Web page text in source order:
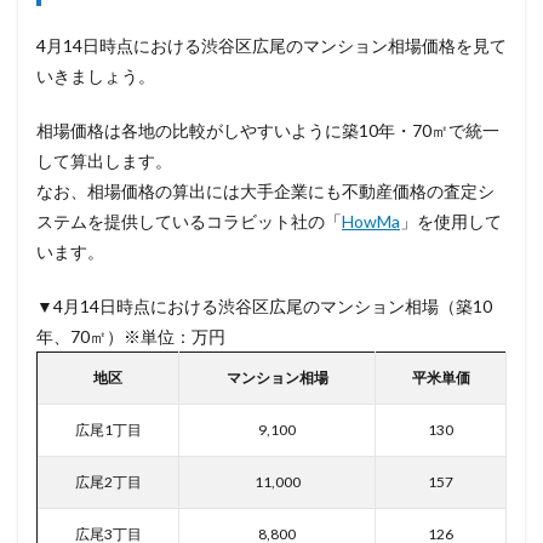
4月14日時点における渋谷区広尾のマンション相場価格を見て
いきましょう。
相場価格は各地の比較がしやすいように築10年・70㎡で統一
して算出します。
なお、相場価格の算出には大手企業にも不動産価格の査定シ
ステムを提供しているコラビット社の「HowMa 」を使用して
います。
▼4月14日時点における渋谷区広尾のマンション相場（築10
年、70㎡）※単位：万円
地区 マンション相場 平米単価
広尾1丁目 9,100 130
広尾2丁目 11,000 157
広尾3丁目 8,800 126